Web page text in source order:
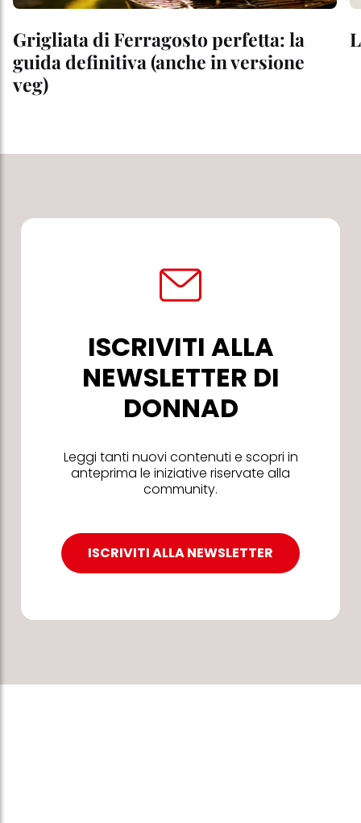
Grigliata di Ferragosto perfetta: la
guida definitiva (anche in versione
veg)
ISCRIVITI ALLA
NEWSLETTER DI
DONNAD
Leggi tanti nuovi contenuti e scopri in
anteprima le iniziative riservate alla
community.
ISCRIVITI ALLA NEWSLETTER